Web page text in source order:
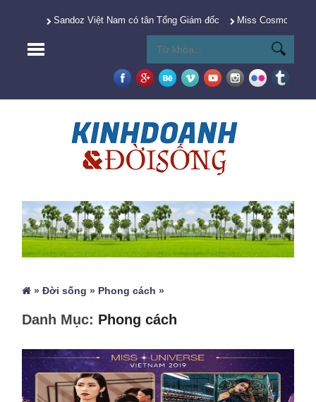
Sandoz Việt Nam có tân Tổng Giám đốc Miss Cosmo 2025
»Đời sống » Phong cách »
Danh Mục: Phong cách